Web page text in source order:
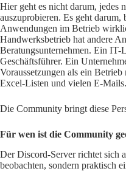
Hier geht es nicht darum, jedes
auszuprobieren. Es geht darum,
Anwendungen im Betrieb
Handwerksbetrieb hat andere
Beratungsunternehmen. Ein IT-
Geschäftsführer. Ein
Voraussetzungen als ein
Excel-Listen und vielen E-Mails.
Die Community bringt diese
Für wen ist die Community
Der Discord-Server richtet sich
beobachten, sondern praktisch